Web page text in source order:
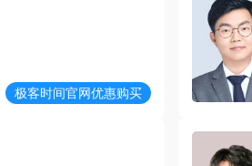
极客时间官网优惠购买